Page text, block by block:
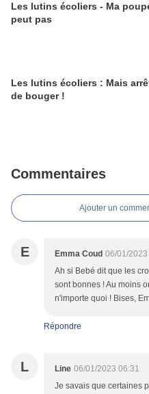
Les lutins écoliers - Ma
peut pas
Les lutins écoliers : Mais
de bouger !
Commentaires
Ajouter un
E Emma Coud 06/01/2023
Ah si Bebé dit que les
sont bonnes ! Au moins
n'importe quoi ! Bises,
Répondre
L Line 06/01/2023 06:31
Je savais que certaines